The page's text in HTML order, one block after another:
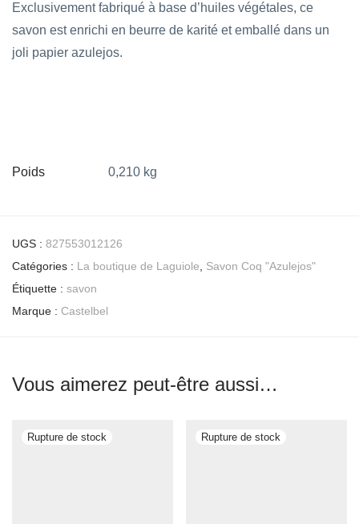
Exclusivement fabriqué à base d’huiles végétales, ce
savon est enrichi en beurre de karité et emballé dans un
joli papier azulejos.
Poids 0,210 kg
UGS : 827553012126
Catégories : La boutique de Laguiole
Savon Coq "Azulejos"
Étiquette : savon
Marque : Castelbel
Vous aimerez peut-être aussi…